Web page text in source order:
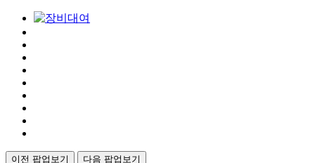
이전 팝업보기
다음 팝업보기